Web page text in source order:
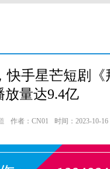
快手星芒短剧
放量达9.4亿
作者：CN01 时间：2023-10-16